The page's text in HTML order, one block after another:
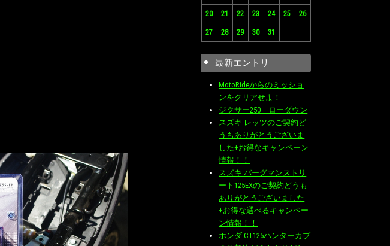
20 21 22 23 24 25 26
27 28 29 30 31
最新エントリ
MotoRideからのミッショ
ンをクリアせよ！
ジクサー250 ローダウン
スズキ レッツのご契約ど
うもありがとうございま
した+お得なキャンペーン
情報！！
スズキ バーグマンストリ
ート125EXのご契約どうも
ありがとうございました
+お得な選べるキャンペー
ン情報！！
ホンダ CT125ハンターカブ